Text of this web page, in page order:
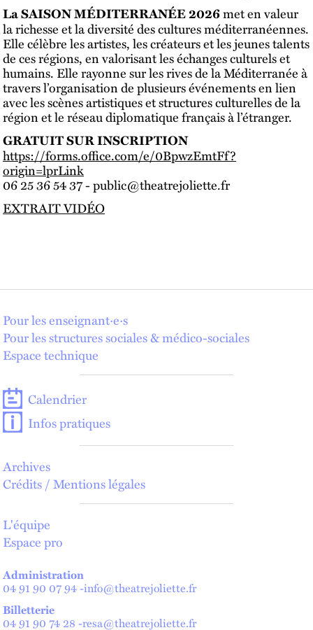
La SAISON MÉDITERRANÉE 2026met en valeur
la richesse et la diversité des cultures méditerranéennes.
Elle célèbre les artistes, les créateurs et les jeunes talents
de ces régions, en valorisant les échanges culturels et
humains. Elle rayonne sur les rives de la Méditerranée à
travers l’organisation de plusieurs événements en lien
avec les scènes artistiques et structures culturelles de la
région et le réseau diplomatique français à l’étranger.
GRATUIT SUR INSCRIPTION
https://forms.office.com/e/0BpwzEmtFf?
origin=lprLink
06 25 36 54 37 - public@theatrejoliette.fr
EXTRAIT VIDÉO
Pour les enseignant·e·s
Pour les structures sociales & médico-sociales
Espace technique
Calendrier
Infos pratiques
Archives
Crédits / Mentions légales
L'équipe
Espace pro
Administration
04 91 90 07 94-info@theatrejoliette.fr
Billetterie
04 91 90 74 28 -resa@theatrejoliette.fr